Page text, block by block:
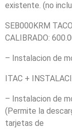
existente. (no
SEB000KRM
CALIBRADO:
– Instalacion de
ITAC +
– Instalacion de
(Permite la
tarjetas de